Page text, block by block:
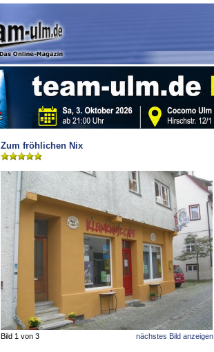
Zum fröhlichen Nix
Bild 1 von 3 nächstes Bild anzeigen